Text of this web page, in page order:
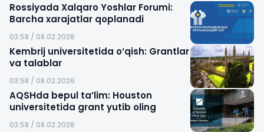
Rossiyada Xalqaro Yoshlar Forumi:
Barcha xarajatlar qoplanadi
03:58 / 08.02.2026
Kembrij universitetida o‘qish: Grantlar
va talablar
03:58 / 08.02.2026
AQSHda bepul ta’lim: Houston
universitetida grant yutib oling
03:58 / 08.02.2026